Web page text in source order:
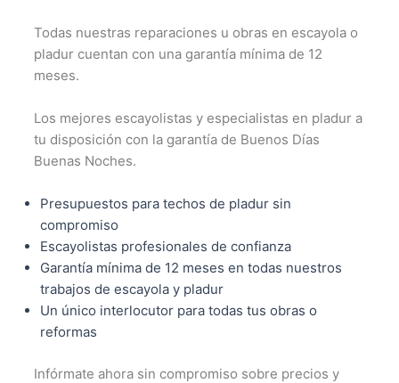
Todas nuestras reparaciones u obras en escayola o
pladur cuentan con una garantía mínima de 12
meses.
Los mejores escayolistas y especialistas en pladur a
tu disposición con la garantía de Buenos Días
Buenas Noches.
Presupuestos para techos de pladur sin
compromiso
Escayolistas profesionales de confianza
Garantía mínima de 12 meses en todas nuestros
trabajos de escayola y pladur
Un único interlocutor para todas tus obras o
reformas
Infórmate ahora sin compromiso sobre precios y